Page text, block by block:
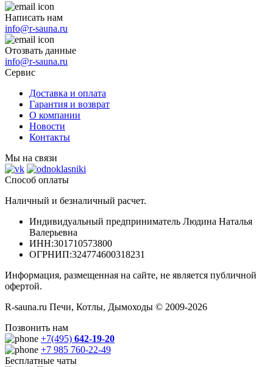
Написать нам
info@r-sauna.ru
Отозвать данные
info@r-sauna.ru
Сервис
Доставка и оплата
Гарантия и возврат
О компании
Новости
Контакты
Мы на связи
Способ оплаты
Наличный и безналичный расчет.
Индивидуальный предприниматель Людина Наталья
Валерьевна
ИНН:301710573800
ОГРНИП:324774600318231
Информация, размещенная на сайте, не является публичной
офертой.
R-sauna.ru Печи, Котлы, Дымоходы © 2009-2026
Позвонить нам
+7(495) 642-19-20
+7 985 760-22-49
Бесплатные чаты